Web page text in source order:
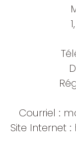
Courriel :
Site Internet :